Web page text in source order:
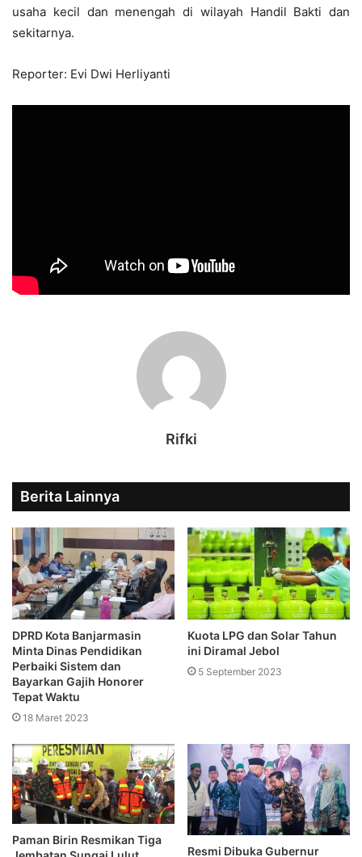
usaha kecil dan menengah di wilayah Handil Bakti dan
sekitarnya.
Reporter: Evi Dwi Herliyanti
Rifki
Berita Lainnya
DPRD Kota Banjarmasin
Minta Dinas Pendidikan
Perbaiki Sistem dan
Bayarkan Gajih Honorer
Tepat Waktu
18 Maret 2023
Kuota LPG dan Solar Tahun
ini Diramal Jebol
5 September 2023
Paman Birin Resmikan Tiga
Resmi Dibuka Gubernur